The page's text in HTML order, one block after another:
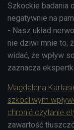
Szkockie badania
negatywnie na
- Nasz układ
nie dziwi mnie to,
widać, że wpływ
zaznacza
Magdalena
szkodliwym
chronić czytanie
zawartość